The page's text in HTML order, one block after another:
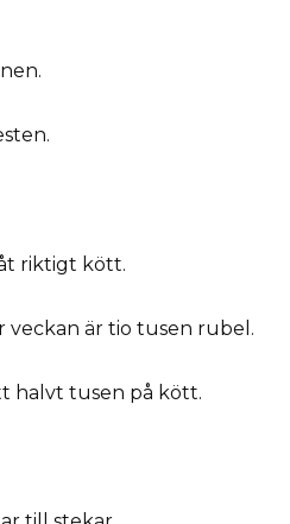
riktigt kött.
är tio tusen rubel.
halvt tusen på kött.